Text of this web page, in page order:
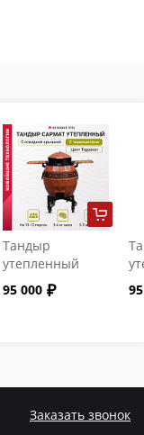
Тандыр
утепленный
"Сармат" с
откидной
95 000
Заказать звонок